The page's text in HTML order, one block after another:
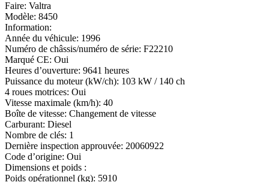
Faire: Valtra
Modèle: 8450
Information:
Année du véhicule: 1996
Numéro de châssis/numéro de série: F22210
Marqué CE: Oui
Heures d’ouverture: 9641 heures
Puissance du moteur (kW/ch): 103 kW / 140 ch
4 roues motrices: Oui
Vitesse maximale (km/h): 40
Boîte de vitesse: Changement de vitesse
Carburant: Diesel
Nombre de clés: 1
Dernière inspection approuvée: 20060922
Code d’origine: Oui
Dimensions et poids :
Poids opérationnel (kg): 5910